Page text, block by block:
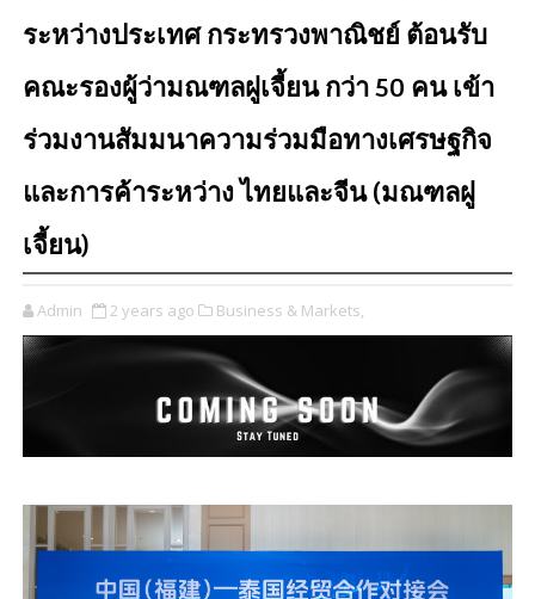
ระหว่างประเทศ กระทรวงพาณิชย์ ต้อนรับ
คณะรองผู้ว่ามณฑลฝูเจี้ยน กว่า 50 คน เข้า
ร่วมงานสัมมนาความร่วมมือทางเศรษฐกิจ
และการค้าระหว่าง ไทยและจีน (มณฑลฝู
เจี้ยน)
Admin 2 years ago Business & Markets,